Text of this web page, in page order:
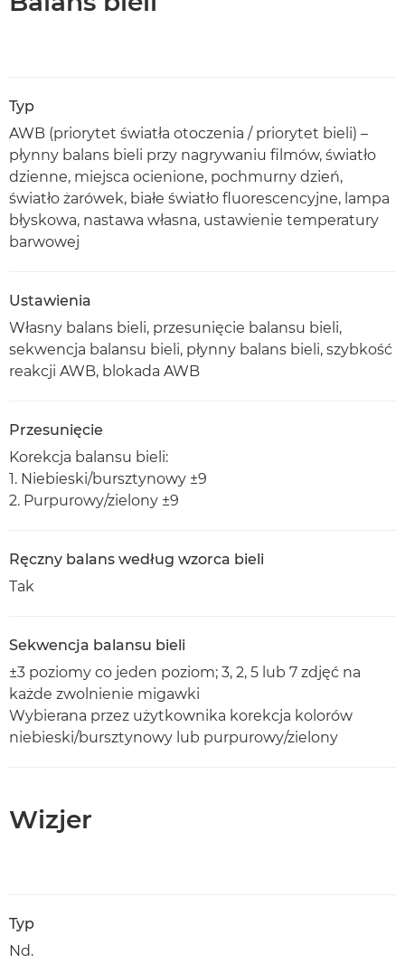
Typ
AWB (priorytet światła otoczenia / priorytet bieli) –
płynny balans bieli przy nagrywaniu filmów, światło
dzienne, miejsca ocienione, pochmurny dzień,
światło żarówek, białe światło fluorescencyjne, lampa
błyskowa, nastawa własna, ustawienie temperatury
barwowej
Ustawienia
Własny balans bieli, przesunięcie balansu bieli,
sekwencja balansu bieli, płynny balans bieli, szybkość
reakcji AWB, blokada AWB
Przesunięcie
Korekcja balansu bieli:
1. Niebieski/bursztynowy ±9
2. Purpurowy/zielony ±9
Ręczny balans według wzorca bieli
Tak
Sekwencja balansu bieli
±3 poziomy co jeden poziom; 3, 2, 5 lub 7 zdjęć na
każde zwolnienie migawki
Wybierana przez użytkownika korekcja kolorów
niebieski/bursztynowy lub purpurowy/zielony
Wizjer
Typ
Nd.